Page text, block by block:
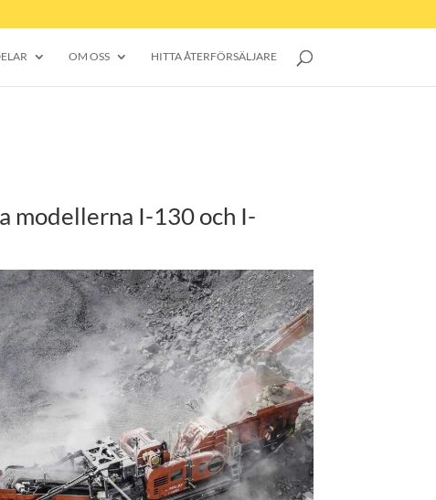
OM OSS HITTA ÅTERFÖRSÄLJARE
modellerna I-130 och I-